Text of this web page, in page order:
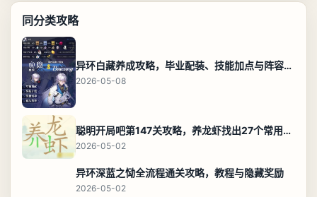
同分类攻略
异环白藏养成攻略，毕业配装、技能加点与阵容搭配保姆级解析
2026-05-08
聪明开局吧第147关攻略，养龙虾找出27个常用字通关答案
2026-05-02
异环深蓝之恸全流程通关攻略，教程与隐藏奖励
2026-05-02